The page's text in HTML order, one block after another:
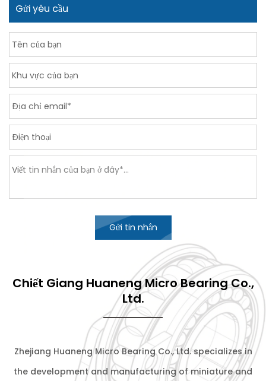
Gửi yêu cầu
Gửi tin nhắn
Chiết Giang Huaneng Micro Bearing Co.,
Ltd.
Zhejiang Huaneng Micro Bearing Co., Ltd. specializes in
the development and manufacturing of miniature and